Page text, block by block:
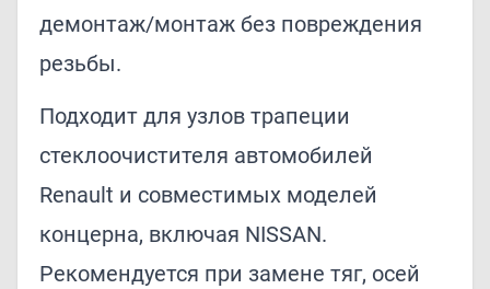
демонтаж/монтаж без повреждения
резьбы.
Подходит для узлов трапеции
стеклоочистителя автомобилей
Renault и совместимых моделей
концерна, включая NISSAN.
Рекомендуется при замене тяг, осей